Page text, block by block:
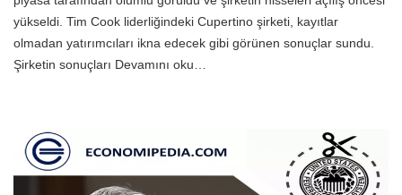
yükseldi. Tim Cook liderliğindeki Cupertino şirketi, kayıtlar
olmadan yatırımcıları ikna edecek gibi görünen sonuçlar sundu.
Şirketin sonuçları Devamını oku…